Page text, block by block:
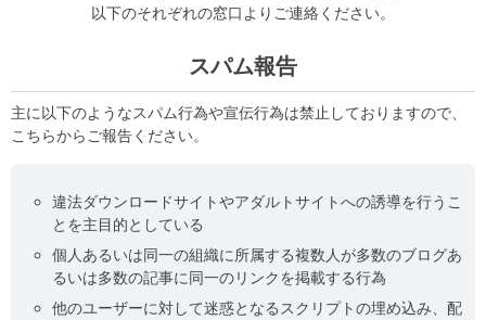
以下のそれぞれの窓口よりご連絡ください。
スパム報告
主に以下のようなスパム行為や宣伝行為は禁止しておりますので、
こちらからご報告ください。
違法ダウンロードサイトやアダルトサイトへの誘導を行うこ
とを主目的としている
個人あるいは同一の組織に所属する複数人が多数のブログあ
るいは多数の記事に同一のリンクを掲載する行為
他のユーザーに対して迷惑となるスクリプトの埋め込み、配